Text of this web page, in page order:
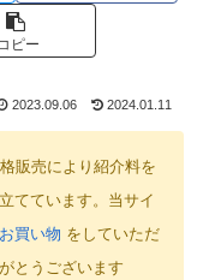
ピー
2023.09.06 2024.01.11
販売により紹介料を
てています。当サイ
買い物 をしていただ
とうございます